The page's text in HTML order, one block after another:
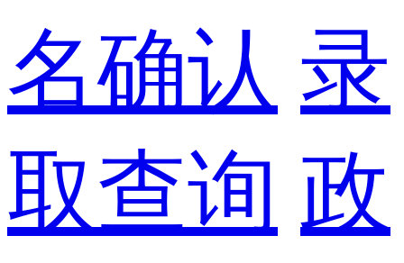
名确认 录
取查询 政